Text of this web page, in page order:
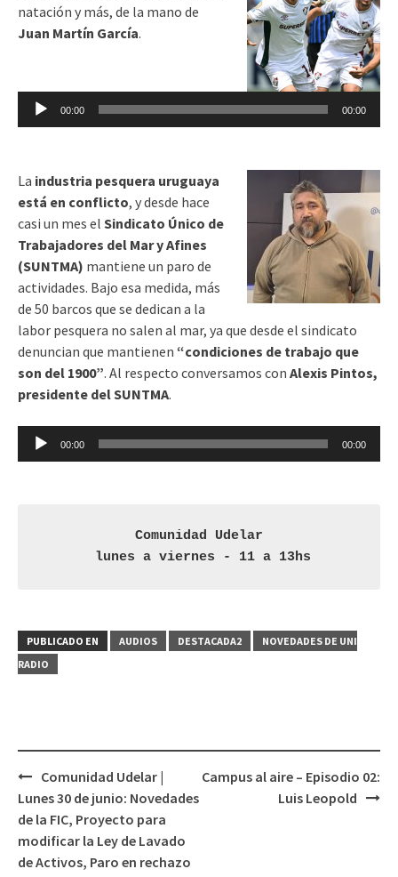
natación y más, de la mano de
Juan Martín García.
de
audio
00:00 00:00
La industria pesquera uruguaya
está en conflicto, y desde hace
casi un mes el Sindicato Único de
Trabajadores del Mar y Afines
(SUNTMA) mantiene un paro de
actividades. Bajo esa medida, más
de 50 barcos que se dedican a la
labor pesquera no salen al mar, ya que desde el sindicato
denuncian que mantienen “condiciones de trabajo que
son del 1900”. Al respecto conversamos con Alexis Pintos,
presidente del SUNTMA.
Reproductor
00:00 00:00
Comunidad Udelar
lunes a viernes - 11 a 13hs
PUBLICADO EN AUDIOS DESTACADA2
NOVEDADES DE UNI
RADIO
Navegación
de
entradas
Comunidad Udelar |
Lunes 30 de junio: Novedades
de la FIC, Proyecto para
modificar la Ley de Lavado
de Activos, Paro en rechazo
Campus al aire – Episodio 02:
Luis Leopold